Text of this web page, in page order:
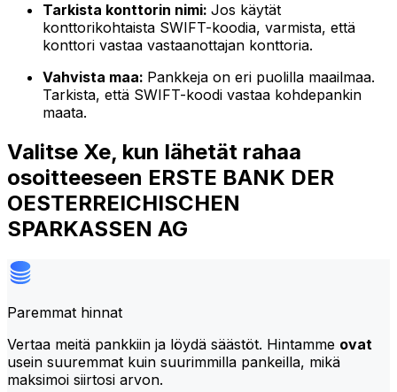
Tarkista konttorin nimi: Jos käytät
konttorikohtaista SWIFT-koodia, varmista, että
konttori vastaa vastaanottajan konttoria.
Vahvista maa: Pankkeja on eri puolilla maailmaa.
Tarkista, että SWIFT-koodi vastaa kohdepankin
maata.
Valitse Xe, kun lähetät rahaa
osoitteeseen ERSTE BANK DER
OESTERREICHISCHEN
SPARKASSEN AG
Paremmat hinnat
Vertaa meitä pankkiin ja löydä säästöt. Hintamme ovat
usein suuremmat kuin suurimmilla pankeilla, mikä
maksimoi siirtosi arvon.